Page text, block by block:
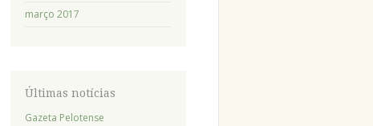
março 2017
Últimas notícias
Gazeta Pelotense